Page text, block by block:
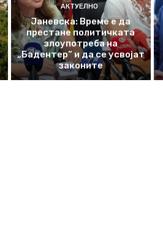
АКТУЕЛНО
Јаневска: Време е да
престане политичката
злоупотреба на
„Бадентер“ и да се усвојат
законите